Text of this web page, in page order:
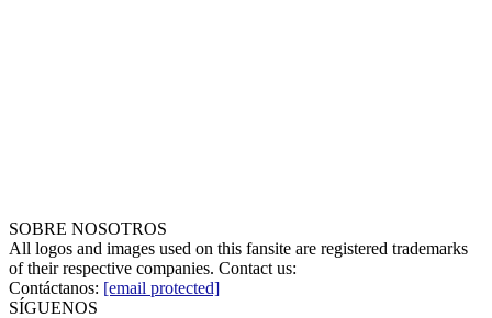
SOBRE NOSOTROS
All logos and images used on this fansite are registered trademarks
of their respective companies. Contact us:
Contáctanos: [email protected]
SÍGUENOS